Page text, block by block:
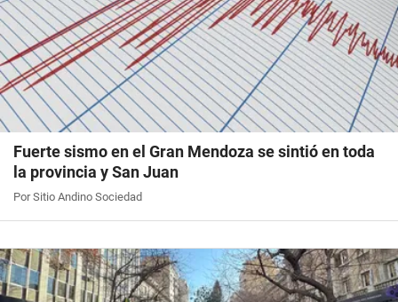
Fuerte sismo en el Gran Mendoza se sintió en toda
la provincia y San Juan
Por Sitio Andino Sociedad